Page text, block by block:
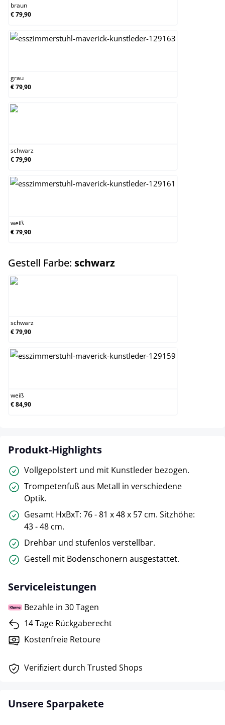
braun
€ 79,90
grau
€ 79,90
schwarz
€ 79,90
weiß
€ 79,90
Gestell Farbe: schwarzauswählen
schwarz
€ 79,90
weiß
€ 84,90
Produkt-Highlights
Vollgepolstert und mit Kunstleder bezogen.
Trompetenfuß aus Metall in verschiedene
Optik.
Gesamt HxBxT: 76 - 81 x 48 x 57 cm. Sitzhöhe:
43 - 48 cm.
Drehbar und stufenlos verstellbar.
Gestell mit Bodenschonern ausgestattet.
Serviceleistungen
Bezahle in 30 Tagen
14 Tage Rückgaberecht
Kostenfreie Retoure
Verifiziert durch Trusted Shops
Unsere Sparpakete